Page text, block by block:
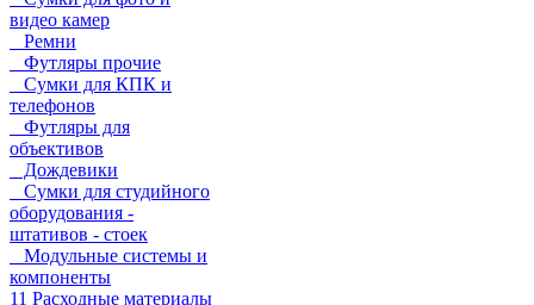
видео камер
Ремни
Футляры прочие
Сумки для КПК и
телефонов
Футляры для
объективов
Дождевики
Сумки для студийного
оборудования -
штативов - стоек
Модульные системы и
компоненты
11 Расходные материалы